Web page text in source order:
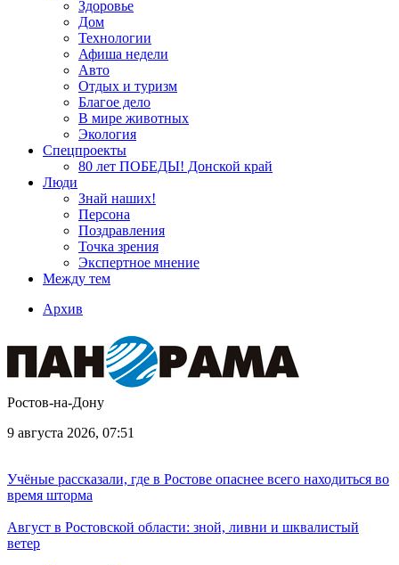
Здоровье
Дом
Технологии
Афиша недели
Авто
Отдых и туризм
Благое дело
В мире животных
Экология
Спецпроекты
80 лет ПОБЕДЫ! Донской край
Люди
Знай наших!
Персона
Поздравления
Точка зрения
Экспертное мнение
Между тем
Архив
Ростов-на-Дону
9 августа 2026, 07:51
Учёные рассказали, где в Ростове опаснее всего находиться во
время шторма
Август в Ростовской области: зной, ливни и шквалистый
ветер